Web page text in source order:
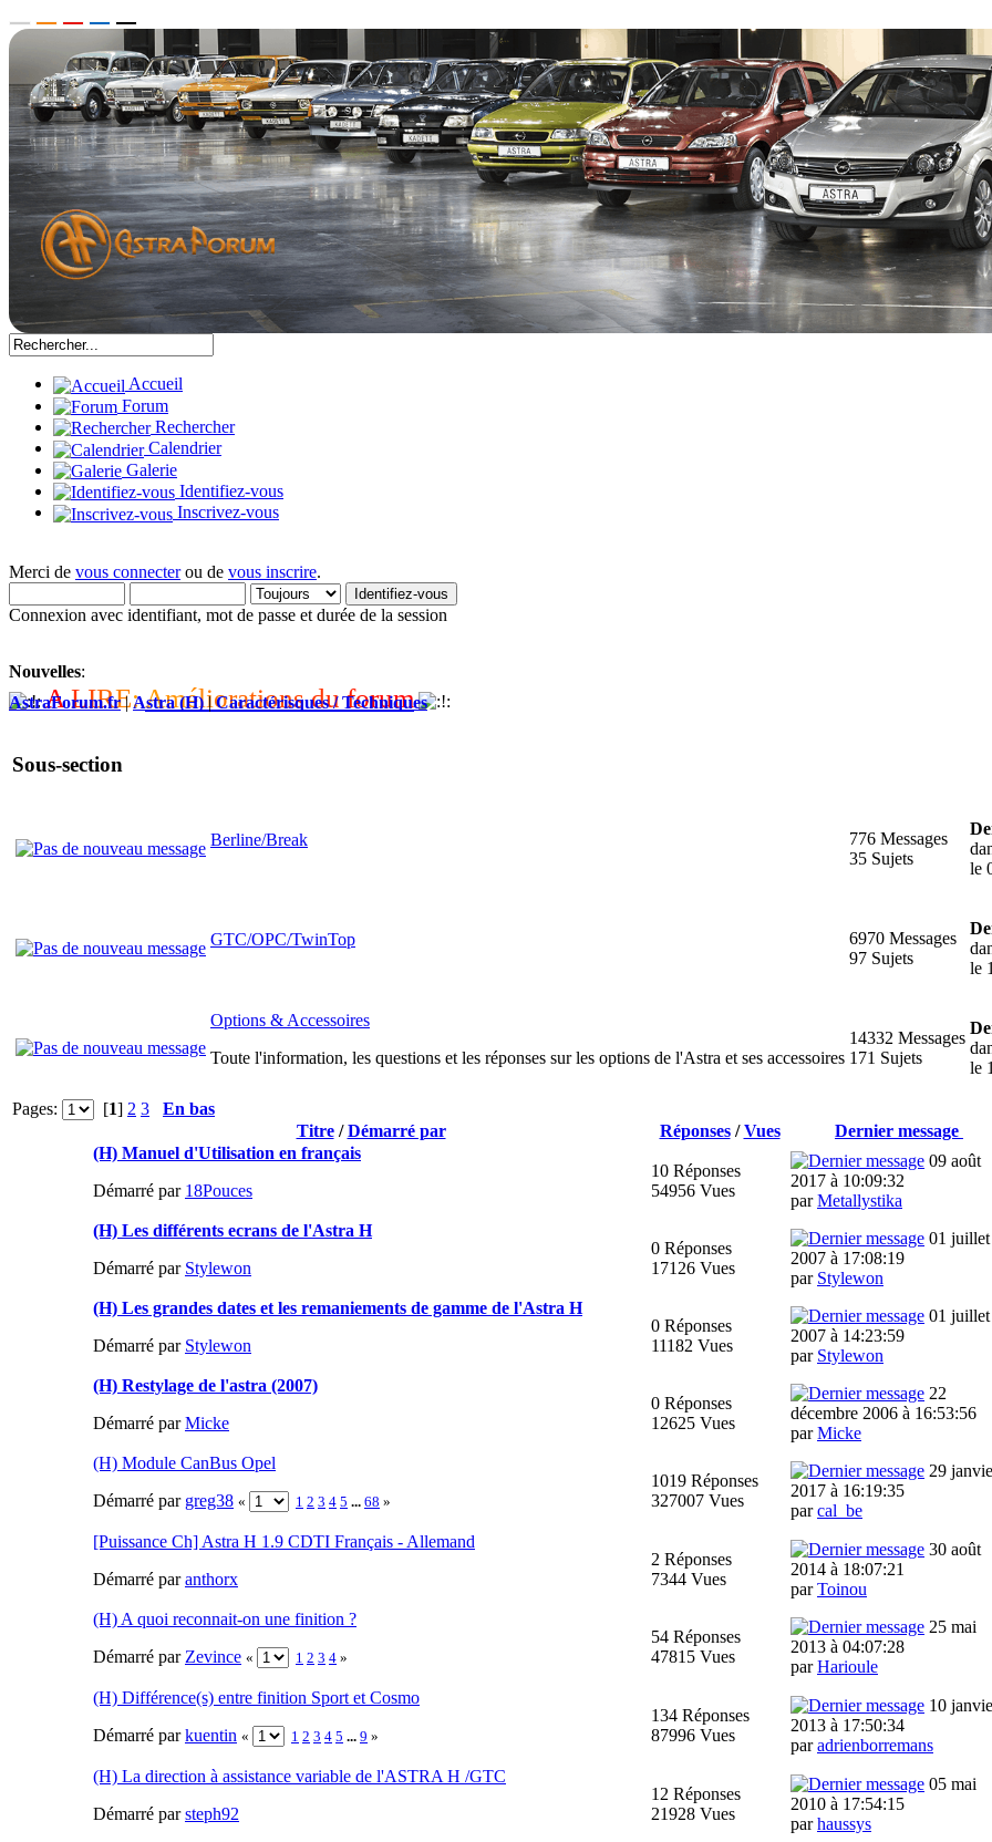
Accueil
Forum
Rechercher
Calendrier
Galerie
Identifiez-vous
Inscrivez-vous
Merci de vous connecterou de vous inscrire.
Connexion avec identifiant, mot de passe et durée de la session
Nouvelles:
A LIRE: Améliorations du forum
AstraForum.fr|Astra (H)|Caractérisques / Techniques
Sous-section
Berline/Break
776 Messages
35 Sujets
le
GTC/OPC/TwinTop
6970 Messages
97 Sujets
le
Options & Accessoires
Toute l'information, les questions et les réponses sur les options de l'Astra et ses accessoires
14332 Messages
171 Sujets
le
Pages: [1] 2 3
En bas
Titre/Démarré par Réponses/Vues
Dernier message
(H) Manuel d'Utilisation en français
Démarré par 18Pouces
10 Réponses
54956 Vues
09 août
2017 à 10:09:32
parMetallystika
(H) Les différents ecrans de l'Astra H
Démarré par Stylewon
0 Réponses
17126 Vues
01 juillet
2007 à 17:08:19
par Stylewon
(H) Les grandes dates et les remaniements de gamme de l'Astra H
Démarré par Stylewon
0 Réponses
11182 Vues
01 juillet
2007 à 14:23:59
par Stylewon
(H) Restylage de l'astra (2007)
Démarré parMicke
0 Réponses
12625 Vues
22
décembre 2006 à 16:53:56
parMicke
(H) Module CanBus Opel
Démarré par greg38 « 1 2 3 4 5 ... 68 »
1019 Réponses
327007 Vues
29
2017 à 16:19:35
parcal_be
[Puissance Ch] Astra H 1.9 CDTI Français - Allemand
Démarré paranthorx
2 Réponses
7344 Vues
30 août
2014 à 18:07:21
parToinou
(H) A quoi reconnait-on une finition ?
Démarré par Zevince « 1 2 3 4 »
54 Réponses
47815 Vues
25 mai
2013 à 04:07:28
parHarioule
(H) Différence(s) entre finition Sport et Cosmo
Démarré parkuentin « 1 2 3 4 5 ... 9 »
134 Réponses
87996 Vues
10
2013 à 17:50:34
paradrienborremans
(H) La direction à assistance variable de l'ASTRA H /GTC
Démarré parsteph92
12 Réponses
21928 Vues
05 mai
2010 à 17:54:15
parhaussys